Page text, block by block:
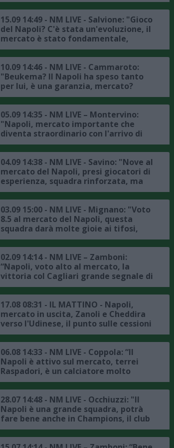
mercato importante e credo siano
ancora i favoriti”
15.09 14:49 - NM LIVE - Salvione: "Gioco
del Napoli? C'è stata un'evoluzione, il
mercato è stato fondamentale,
Spinazzola può fare la differenza,
Hojlund? Impatto incredibile"
10.09 14:46 - NM LIVE - Cammaroto:
"Beukema? Il Napoli ha speso tanto
per lui, è una garanzia, mercato?
Occhio al nome di Skriniar e al futuro
di Juan Jesus"
05.09 14:35 - NM LIVE – Montervino:
"Napoli, mercato importante che
diventa straordinario con l'arrivo di
Hojlund, Buongiorno il migliore in
Italia, è un acquisto ritrovato"
04.09 14:38 - NM LIVE - Savino: "Nove al
mercato del Napoli, presi giocatori di
esperienza, squadra rinforzata, ma
gli azzurri erano già forti"
03.09 15:00 - NM LIVE - Mignano: "Voto
8.5 al mercato del Napoli, questa
squadra darà molte gioie ai tifosi,
l'obiettivo è fare bene in Champions
League"
02.09 14:14 - NM LIVE – Zamboni:
“Napoli, voto alto al mercato, la
vittoria col Cagliari grande segnale di
gruppo, Buongiorno calciatore
importante”
17.08 08:31 - IL MATTINO - Napoli,
mercato in uscita, Zanoli e Cheddira
verso l'Udinese, il punto sulle cessioni
06.08 14:33 - NM LIVE - Coppola: “Il
Napoli è attivo sul mercato, terrei
Raspadori, è un calciatore molto
importante"
28.07 14:48 - NM LIVE - Occhiuzzi: "Il
Napoli è una grande squadra, potrà
fare bene anche in Champions, il club
si sta muovendo bene sul mercato,
Conte? Con lui siamo sulla strada